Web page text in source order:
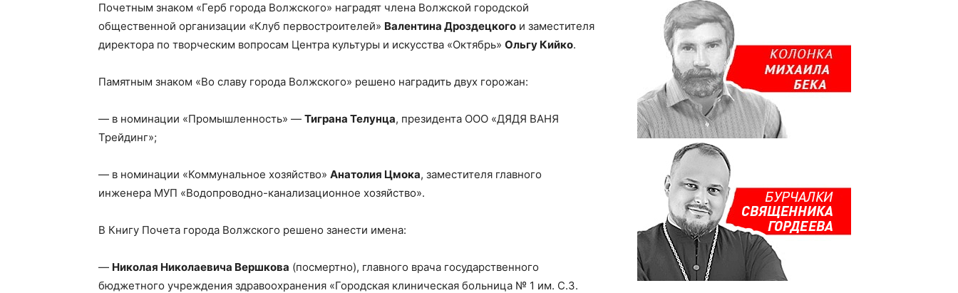
Почетным знаком «Герб города Волжского» наградят члена Волжской городской
общественной организации «Клуб первостроителей» Валентина Дроздецкого и заместителя
директора по творческим вопросам Центра культуры и искусства «Октябрь» Ольгу Кийко.
Памятным знаком «Во славу города Волжского» решено наградить двух горожан:
— в номинации «Промышленность» — Тиграна Телунца, президента ООО «ДЯДЯ ВАНЯ
Трейдинг»;
— в номинации «Коммунальное хозяйство» Анатолия Цмока, заместителя главного
инженера МУП «Водопроводно-канализационное хозяйство».
В Книгу Почета города Волжского решено занести имена:
— Николая Николаевича Вершкова (посмертно), главного врача государственного
бюджетного учреждения здравоохранения «Городская клиническая больница № 1 им. С.З.